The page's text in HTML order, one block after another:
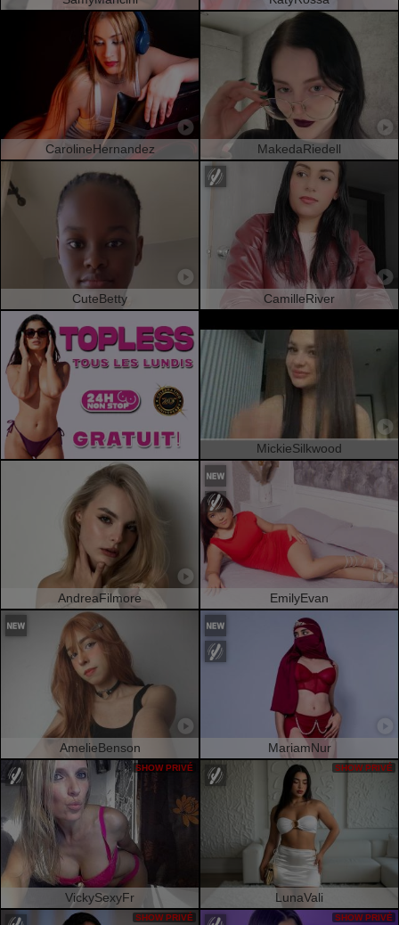
CarolineHernandez MakedaRiedell
CuteBetty CamilleRiver
MickieSilkwood
AndreaFilmore EmilyEvan
AmelieBenson MariamNur
VickySexyFr
SHOW PRIVÉ
LunaVali
SHOW PRIVÉ
SHOW PRIVÉ SHOW PRIVÉ